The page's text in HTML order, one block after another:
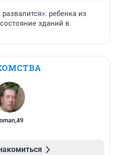
ребенка из
зданий в
,49